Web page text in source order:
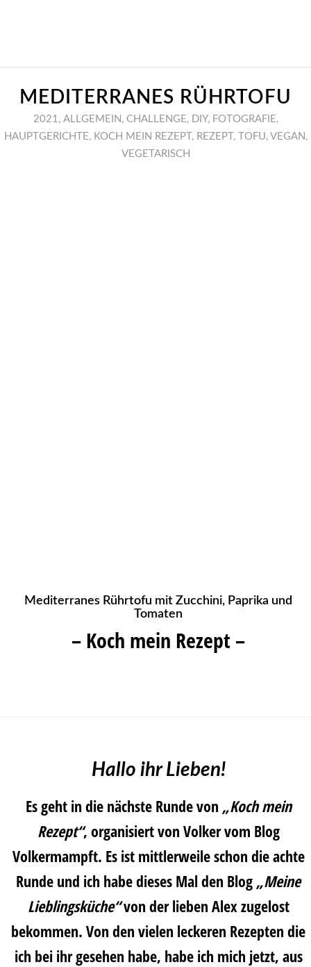
MEDITERRANES RÜHRTOFU
2021, ALLGEMEIN , CHALLENGE, DIY, FOTOGRAFIE,
HAUPTGERICHTE, KOCH MEIN REZEPT , REZEPT , TOFU, VEGAN ,
VEGETARISCH
Mediterranes Rührtofu mit Zucchini, Paprika und
Tomaten
– Koch mein Rezept –
Hallo ihr Lieben!
Es geht in die nächste Runde von „Koch mein
Rezept“, organisiert von Volkervom Blog
Volkermampft. Es ist mittlerweile schon die achte
Runde und ich habe dieses Mal den Blog „Meine
Lieblingsküche“von der lieben Alex zugelost
bekommen. Von den vielen leckeren Rezepten die
ich bei ihr gesehen habe, habe ich mich jetzt, aus